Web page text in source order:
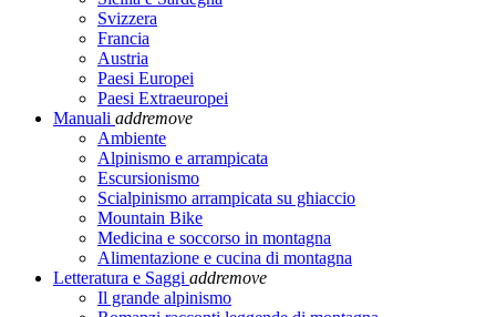
Svizzera
Francia
Austria
Paesi Europei
Paesi Extraeuropei
Manuali addremove
Ambiente
Alpinismo e arrampicata
Escursionismo
Scialpinismo arrampicata su ghiaccio
Mountain Bike
Medicina e soccorso in montagna
Alimentazione e cucina di montagna
Letteratura e Saggi addremove
Il grande alpinismo